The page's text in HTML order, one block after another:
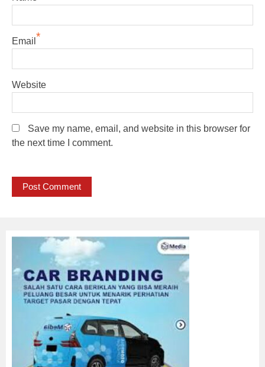
Email *
Website
Save my name, email, and website in this browser for
the next time I comment.